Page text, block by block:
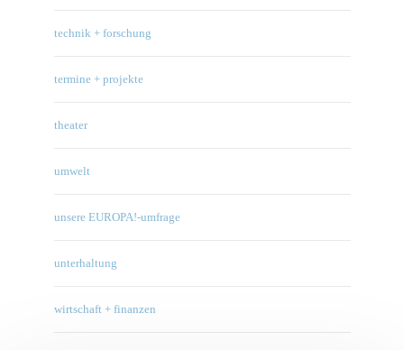
technik + forschung
termine + projekte
theater
umwelt
unsere EUROPA!-umfrage
unterhaltung
wirtschaft + finanzen